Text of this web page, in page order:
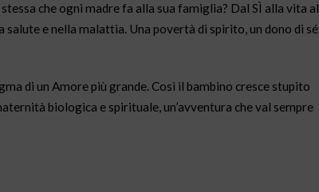
che ogni madre fa alla sua famiglia? Dal SÌ alla vita al
salute e nella malattia. Una povertà di spirito, un dono di sé
di un Amore più grande. Così il bambino cresce stupito
biologica e spirituale, un’avventura che val sempre